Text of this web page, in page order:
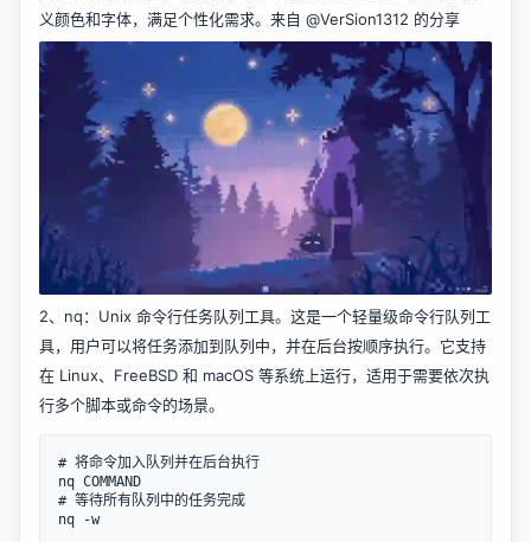
义颜色和字体，满足个性化需求。来自 @VerSion1312 的分享
2、 nq：Unix 命令行任务队列工具。这是一个轻量级命令行队列工
具，用户可以将任务添加到队列中，并在后台按顺序执行。它支持
在 Linux、FreeBSD 和 macOS 等系统上运行，适用于需要依次执
行多个脚本或命令的场景。
# 将命令加入队列并在后台执行
nq COMMAND
# 等待所有队列中的任务完成
nq -w